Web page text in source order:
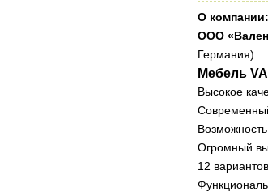
О компании:
ООО
Германия).
Мебель
Высокое
Огромный
12